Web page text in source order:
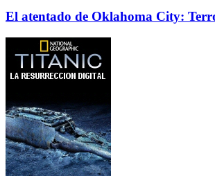
El atentado de Oklahoma City: